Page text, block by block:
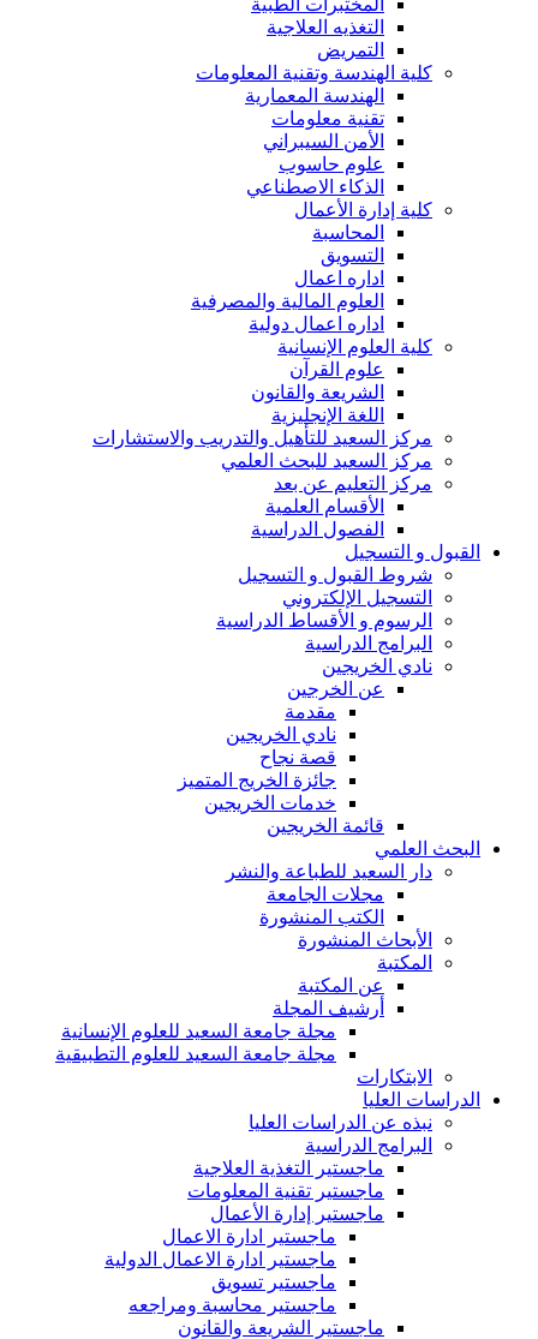
المختبرات الطبية
التغذيه العلاجية
التمريض
كلية الهندسة وتقنية المعلومات
الهندسة المعمارية
تقنية معلومات
الأمن السيبراني
علوم حاسوب
الذكاء الاصطناعي
كلية إدارة الأعمال
المحاسبة
التسويق
اداره اعمال
العلوم المالية والمصرفية
اداره اعمال دولية
كلية العلوم الإنسانية
علوم القرآن
الشريعة والقانون
اللغة الإنجليزية
مركز السعيد للتأهيل والتدريب والاستشارات
مركز السعيد للبحث العلمي
مركز التعليم عن بعد
الأقسام العلمية
الفصول الدراسية
القبول و التسجيل
شروط القبول و التسجيل
التسجيل الإلكتروني
الرسوم و الأقساط الدراسية
البرامج الدراسية
نادي الخريجين
عن الخرجين
مقدمة
نادي الخريجين
قصة نجاح
جائزة الخريج المتميز
خدمات الخريجين
قائمة الخريجين
البحث العلمي
دار السعيد للطباعة والنشر
مجلات الجامعة
الكتب المنشورة
الأبحاث المنشورة
المكتبة
عن المكتبة
أرشيف المجلة
مجلة جامعة السعيد للعلوم الإنسانية
مجلة جامعة السعيد للعلوم التطبيقية
الابتكارات
الدراسات العليا
نبذه عن الدراسات العليا
البرامج الدراسية
ماجستير التغذية العلاجية
ماجستير تقنية المعلومات
ماجستير إدارة الأعمال
ماجستير ادارة الاعمال
ماجستير ادارة الاعمال الدولية
ماجستير تسويق
ماجستير محاسبة ومراجعه
ماجستير الشريعة والقانون